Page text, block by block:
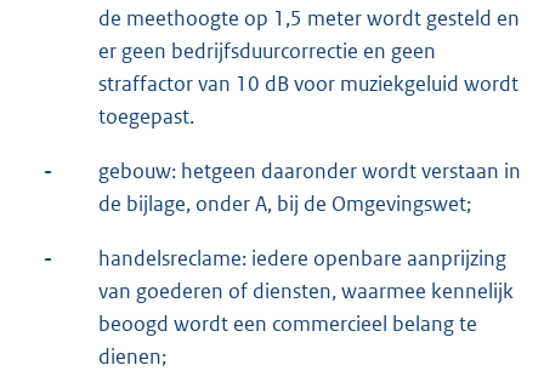
de meethoogte op 1,5 meter wordt gesteld en
er geen bedrijfsduurcorrectie en geen
straffactor van 10 dB voor muziekgeluid wordt
toegepast.
-
gebouw: hetgeen daaronder wordt verstaan in
de bijlage, onder A, bij de Omgevingswet;
-
handelsreclame: iedere openbare aanprijzing
van goederen of diensten, waarmee kennelijk
beoogd wordt een commercieel belang te
dienen;